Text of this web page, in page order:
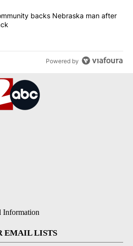
Joseph community backs
backs Nebraska man after
Powered by
Information
EMAIL LISTS